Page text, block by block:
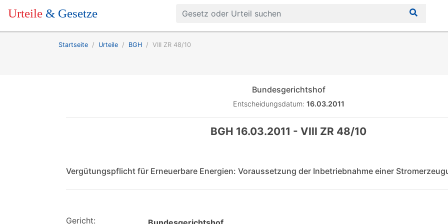
Urteile & Gesetze
Startseite Urteile BGH VIII ZR 48/10
Bundesgerichtshof
Entscheidungsdatum: 16.03.2011
BGH 16.03.2011 - VIII ZR 48/10
Vergütungspflicht für Erneuerbare Energien: Voraussetzung der Inbetriebnahme einer
Gericht: